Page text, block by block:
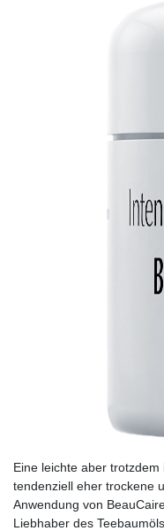
Eine leichte aber
tendenziell eher trockene
Anwendung von
Liebhaber des